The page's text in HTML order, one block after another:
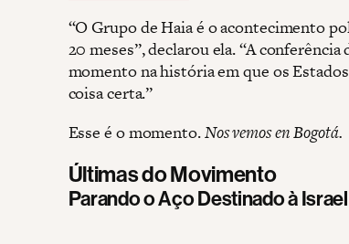
“O Grupo de Haia é o acontecimento
20 meses”, declarou ela. “A
momento na história em que os
coisa certa.”
Esse é o momento.Nos vemos en Bogotá.
Últimas do Movimento
Parando o Aço Destinado à Israel